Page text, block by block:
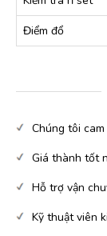
Điểm đổ
Chúng tôi
Giá thành tốt
Hỗ trợ vận
Kỹ thuật viên